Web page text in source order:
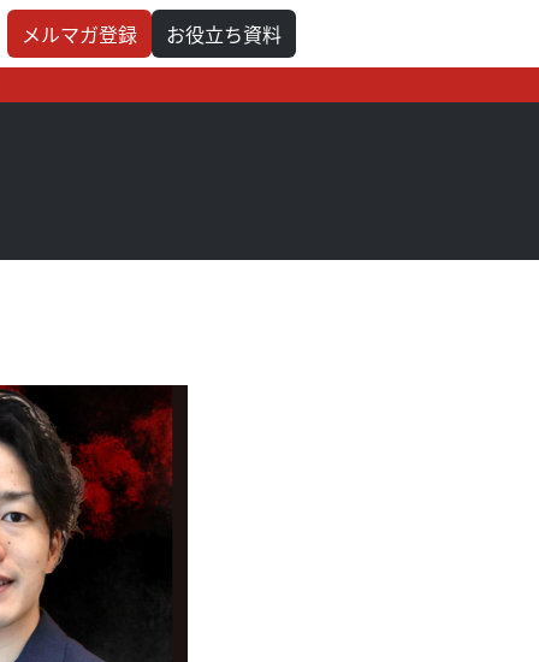
メルマガ登録 お役立ち資料